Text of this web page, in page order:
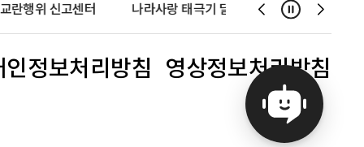
란행위 신고센터 나라사랑 태극기 달기 운동 천사운동
슬
라
이
드
이
전
보
슬
라
이
드
다
음
일시정지
인정보처리방침 영상정보처리방침